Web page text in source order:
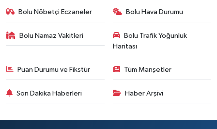
Bolu Nöbetçi Eczaneler Bolu Hava Durumu
Bolu Namaz Vakitleri
Bolu Trafik Yoğunluk
Haritası
Puan Durumu ve Fikstür Tüm Manşetler
Son Dakika Haberleri Haber Arşivi